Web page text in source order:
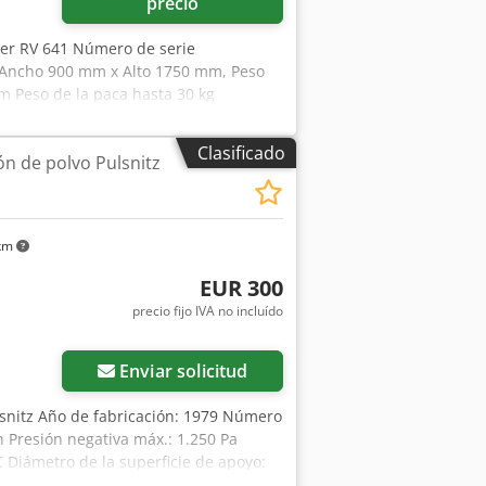
RV 641 Número de serie
900 mm x Alto 1750 mm, Peso
Peso de la paca hasta 30 kg
kg/h Velocidad de captación 0,36
Ruedas giratorias y fijas para
Tiempo de funcionamiento
Contador de pacas y horas de
nivel completo Trampilla de
de las pacas (unos 15
un peso de paca de hasta 30 kilos.
stock Emskirchen/Nuremberg -
Clasificado
de polvo Pulsnitz
EUR 300
precio fijo IVA no incluído
Enviar solicitud
Año de fabricación: 1979 Número
negativa máx.: 1.250 Pa
Diámetro de la superficie de apoyo: